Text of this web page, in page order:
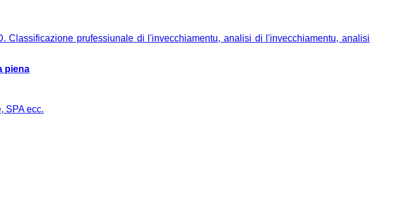
Classificazione prufessiunale di l'invecchiamentu, analisi di l'invecchiamentu, analisi
piena
SPA ecc.